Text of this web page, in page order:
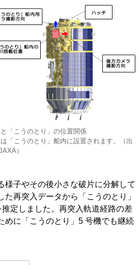
「こうのとり」の位置関係
「こうのとり」船内に設置されます。（出
）
様子やその後小さな破片に分解して
再突入データから「こうのとり」
定しました。再突入軌道経路の差
めに「こうのとり」5 号機でも継続